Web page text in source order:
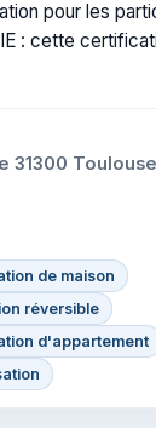
pour les
: cette
31300 Toulouse
de maison
réversible
d'appartement